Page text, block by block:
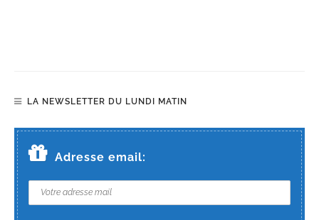
LA NEWSLETTER DU LUNDI MATIN
Adresse email: